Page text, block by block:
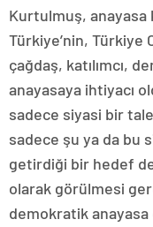
Kurtulmuş, anayasa
Türkiye’nin, Türkiye
çağdaş, katılımcı,
anayasaya ihtiyacı
sadece siyasi bir
sadece şu ya da bu
getirdiği bir hedef
olarak görülmesi
demokratik anayasa